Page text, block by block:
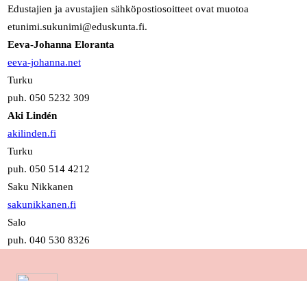
Edustajien ja avustajien sähköpostiosoitteet ovat muotoa
etunimi.sukunimi@eduskunta.fi.
Eeva-Johanna Eloranta
eeva-johanna.net
Turku
puh. 050 5232 309
Aki Lindén
akilinden.fi
Turku
puh. 050 514 4212
Saku Nikkanen
sakunikkanen.fi
Salo
puh. 040 530 8326